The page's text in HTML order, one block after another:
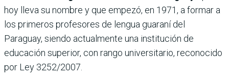
hoy lleva su nombre y que empezó, en 1971, a formar a
los primeros profesores de lengua guaraní del
Paraguay, siendo actualmente una institución de
educación superior, con rango universitario, reconocido
por Ley 3252/2007.